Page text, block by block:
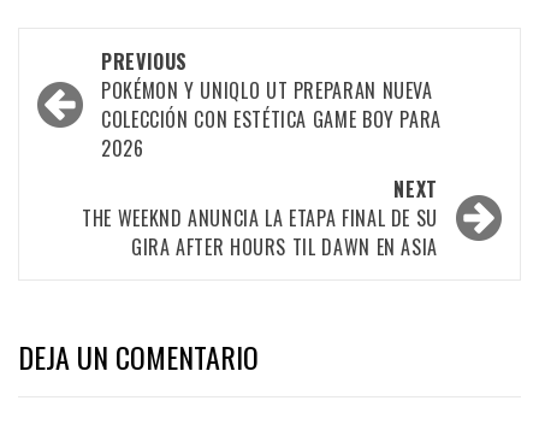
PREVIOUS
POKÉMON Y UNIQLO UT PREPARAN NUEVA
COLECCIÓN CON ESTÉTICA GAME BOY PARA
2026
NEXT
THE WEEKND ANUNCIA LA ETAPA FINAL DE SU
GIRA AFTER HOURS TIL DAWN EN ASIA
DEJA UN COMENTARIO